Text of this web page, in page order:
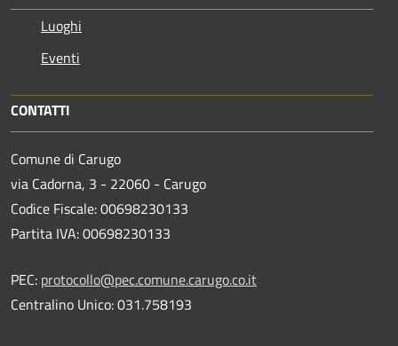
Luoghi
Eventi
CONTATTI
Comune di Carugo
via Cadorna, 3 - 22060 - Carugo
Codice Fiscale: 00698230133
Partita IVA: 00698230133
PEC: protocollo@pec.comune.carugo.co.it
Centralino Unico: 031.758193